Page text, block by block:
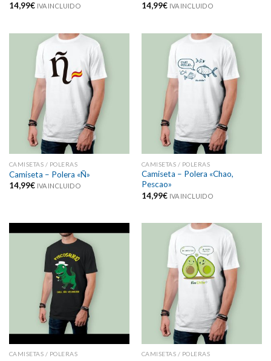
14,99€ IVA INCLUIDO
14,99€ IVA INCLUIDO
CAMISETAS / POLERAS
Camiseta – Polera «Ñ»
14,99€ IVA INCLUIDO
CAMISETAS / POLERAS
Camiseta – Polera «Chao,
Pescao»
14,99€ IVA INCLUIDO
CAMISETAS / POLERAS CAMISETAS / POLERAS